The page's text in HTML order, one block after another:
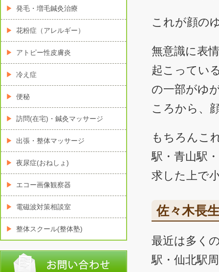
これが顔の
無意識に表
起こってい
の一部がゆ
ころから、
もちろんこ
駅・青山駅
求した上で
佐々木長
最近は多く
駅・仙北駅
発毛・増毛鍼灸治療
花粉症（アレルギー）
アトピー性皮膚炎
冷え症
便秘
訪問(在宅)・鍼灸マッサージ
出張・整体マッサージ
夜尿症(おねしょ)
エコー画像観察器
電磁波対策相談室
整体スクール(整体塾)